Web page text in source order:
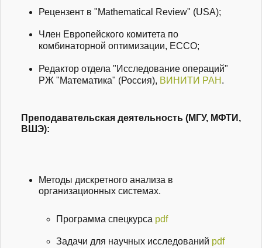
Рецензент в "Mathematical Review" (USA);
Член Европейского комитета по
комбинаторной оптимизации, ECCO;
Редактор отдела "Исследование операций"
РЖ "Математика" (Россия), ВИНИТИ РАН .
Преподавательская деятельность (МГУ, МФТИ,
ВШЭ):
Методы дискретного анализа в
организационных системах.
Программа спецкурса pdf
Задачи для научных исследований pdf